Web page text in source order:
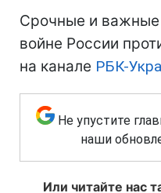
Срочные и
войне России
на канале РБК-
Не упустите
наши
Или читайте нас